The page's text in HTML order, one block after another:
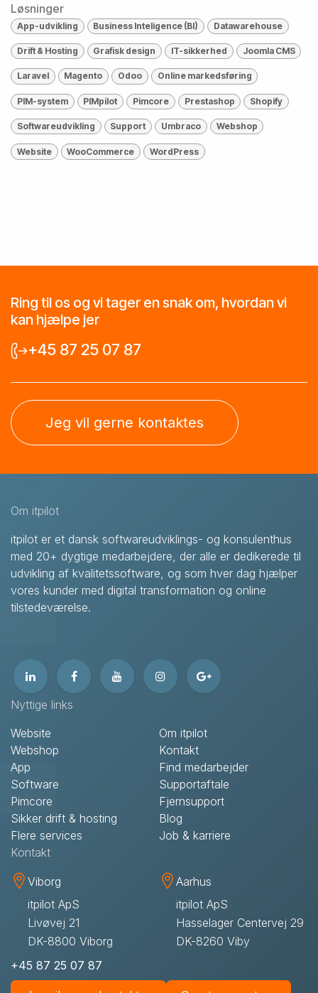
Løsninger
App-udvikling Business Inteligence (BI) Datawarehouse
Drift & Hosting Grafisk design IT-sikkerhed Joomla CMS
Laravel Magento Odoo Online markedsføring
PIM-system PIMpilot Pimcore Prestashop Shopify
Softwareudvikling Support Umbraco Webshop
Website WooCommerce WordPress
Ring til os og vi tager en snak om, hvordan vi
kan hjælpe jer
+45 87 25 07 87
Jeg vil gerne kontaktes
Om itpilot
itpilot er et dansk softwareudviklings- og konsulenthus
med 20+ dygtige medarbejdere, der alle er dedikerede til
udvikling af kvalitetssoftware, og som hver dag hjælper
vores kunder med digital transformation og online
tilstedeværelse.
Nyttige links
Website
Webshop
App
Software
Pimcore
Sikker drift & hosting
Flere services
Om itpilot
Kontakt
Find medarbejder
Supportaftale
Fjernsupport
Blog
Job & karriere
Kontakt
Viborg
itpilot ApS
Livøvej 21
DK-8800 Viborg
Aarhus
itpilot ApS
Hasselager Centervej 29
DK-8260 Viby
+45 87 25 07 87